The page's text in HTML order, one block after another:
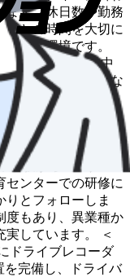
ます。休日数や勤務
族との時間を大切に
きる環境です。
とブランド力＞ 中
一員として、強固な
スマホアプリ
と連携したコミュ
、地域に根差した
経験者も安心の教
経験からのスター
センターでの研修に
とフォローしま
度もあり、異業種か
しています。 ＜
ドライブレコーダ
を完備し、ドライバ